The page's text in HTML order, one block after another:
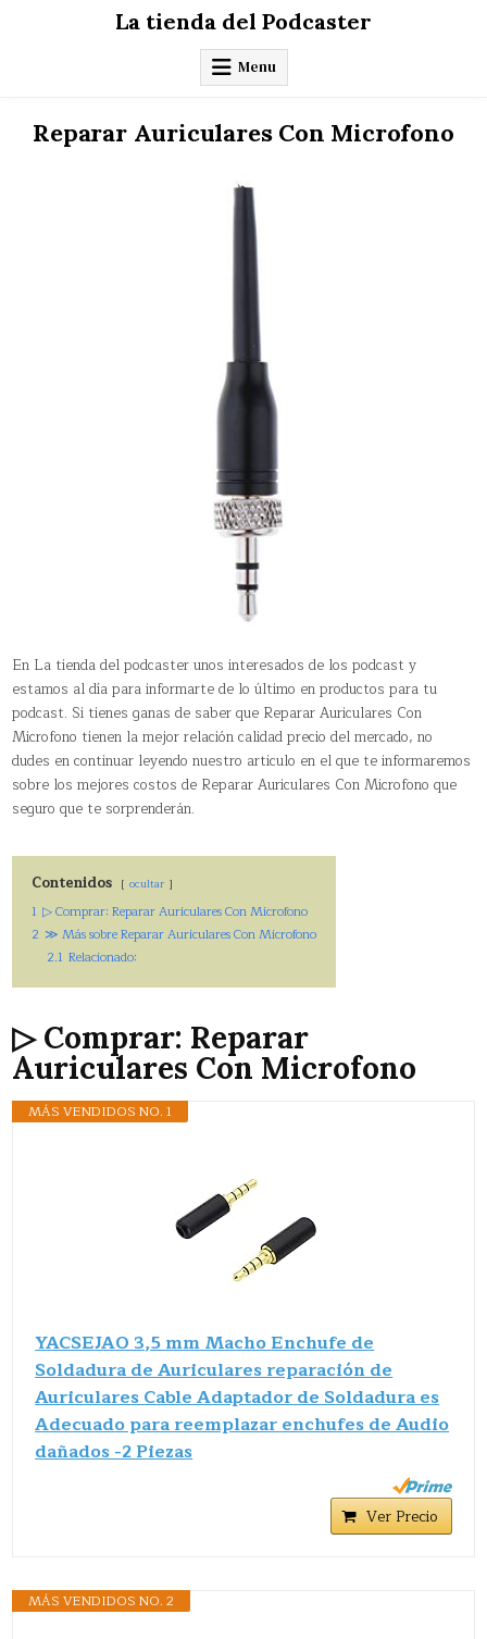
La tienda del Podcaster
Menu
Reparar Auriculares Con Microfono
En La tienda del podcaster unos interesados de los podcast y
estamos al día para informarte de lo último en productos para tu
podcast. Si tienes ganas de saber que Reparar Auriculares Con
Microfono tienen la mejor relación calidad precio del mercado, no
dudes en continuar leyendo nuestro articulo en el que te informaremos
sobre los mejores costos de Reparar Auriculares Con Microfono que
seguro que te sorprenderán.
Contenidos ocultar
1 ▷ Comprar: Reparar Auriculares Con Microfono
2 ≫ Más sobre Reparar Auriculares Con Microfono
2.1 Relacionado:
▷ Comprar: Reparar
Auriculares Con Microfono
MÁS VENDIDOS NO. 1
YACSEJAO 3,5 mm Macho Enchufe de
Soldadura de Auriculares reparación de
Auriculares Cable Adaptador de Soldadura es
Adecuado para reemplazar enchufes de Audio
dañados -2 Piezas
Ver Precio
MÁS VENDIDOS NO. 2